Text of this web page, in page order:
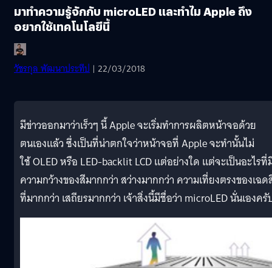
มาทำความรู้จักกับ microLED และทำไม Apple ถึง
อยากใช้เทคโนโลยีนี้
วัชรกุล พัฒนาประทีป | 22/03/2018
มีข่าวออกมาว่าเร็วๆ นี้ Apple จะเริ่มทำการผลิตหน้าจอด้วย
ตนเองแล้ว ซึ่งเป็นที่น่าตกใจว่าหน้าจอที่ Apple จะทำนั้นไม่
ใช้ OLED หรือ LED-backlit LCD แต่อย่างใด แต่จะเป็นอะไรที่
ความกว้างของสีมากกว่า สว่างมากกว่า ความเที่ยงตรงของเฉ
ที่มากกว่า เสถียรมากกว่า เจ้าสิ่งนี้มีชื่อว่า microLED นั่นเองครั